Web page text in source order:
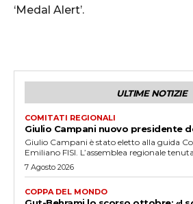
‘Medal Alert’.
ULTIME NOTIZIE
COMITATI REGIONALI
Giulio Campani nuovo presidente
Giulio Campani è stato eletto alla guida
Emiliano FISI. L’assemblea regionale
7 Agosto 2026
COPPA DEL MONDO